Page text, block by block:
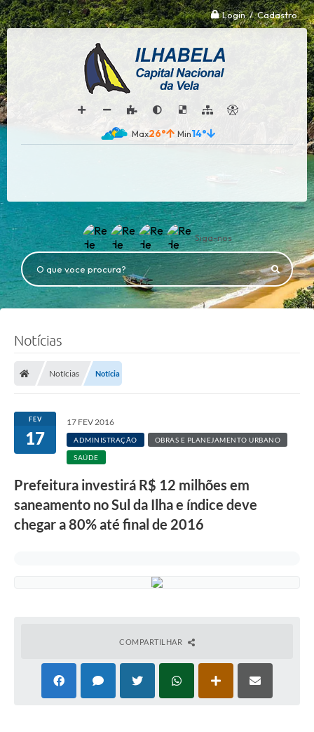
Login / Cadastro
26° 14°
Siga-nos
O que voce procura?
Notícias
Notícias Notícia
FEV
17
17 FEV 2016
ADMINISTRAÇÃO OBRAS E PLANEJAMENTO URBANO
SAÚDE
Prefeitura investirá R$ 12 milhões em
saneamento no Sul da Ilha e índice deve
chegar a 80% até final de 2016
COMPARTILHAR